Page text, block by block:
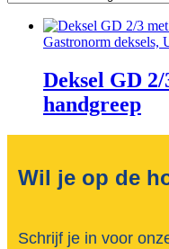
Gastronorm deksels,
Deksel GD
handgreep
Wil je op de
Schrijf je in voor